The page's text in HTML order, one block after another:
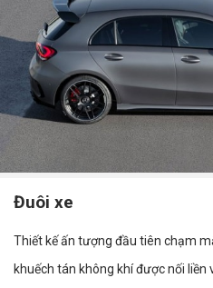
Đuôi xe
Thiết kế ấn tượng đầu tiên chạm
khuếch tán không khí được nối liền